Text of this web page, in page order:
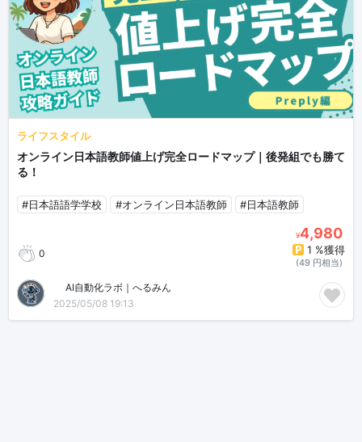
ライフスタイル
オンライン日本語教師値上げ完全ロードマップ｜後発組でも勝て
る！
#日本語語学学校 #オンライン日本語教師 #日本語教師
0
¥4,980
1 %獲得
(49 円相当)
🤖AI自動化ラボ｜へるみん
2025/05/08 19:13